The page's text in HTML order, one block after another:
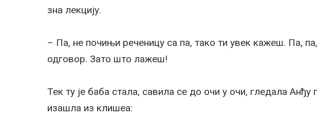
зна лекцију.
– Па, не почињи реченицу са па, тако ти увек кажеш. Па,
одговор. Зато што лажеш!
Тек ту је баба стала, савила се до очи у очи, гледала Анђу
изашла из клишеа: